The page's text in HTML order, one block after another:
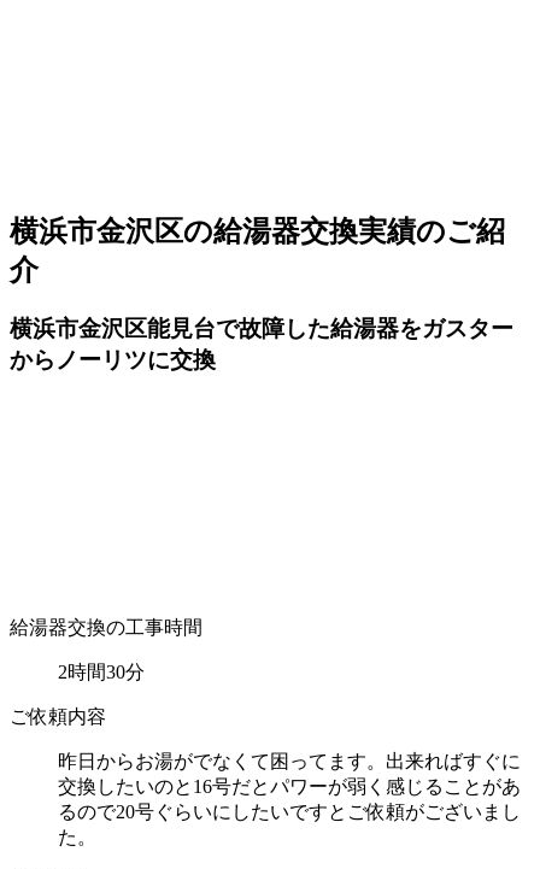
横浜市金沢区の給湯器交換実績のご紹
介
横浜市金沢区能見台で故障した給湯器をガスター
からノーリツに交換
給湯器交換の工事時間
2時間30分
ご依頼内容
昨日からお湯がでなくて困ってます。出来ればすぐに
交換したいのと16号だとパワーが弱く感じることがあ
るので20号ぐらいにしたいですとご依頼がございまし
た。